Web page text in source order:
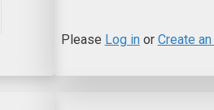
Please Log inor Create